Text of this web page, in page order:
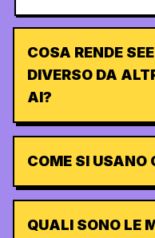
COSA RENDE
DIVERSO DA
AI?
COME SI USANO
QUALI SONO LE